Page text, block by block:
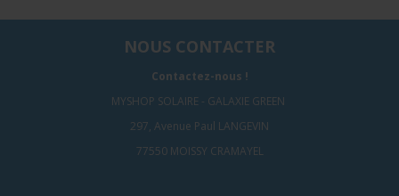
NOUS CONTACTER
Contactez-nous !
MYSHOP SOLAIRE - GALAXIE GREEN
297, Avenue Paul LANGEVIN
77550 MOISSY CRAMAYEL